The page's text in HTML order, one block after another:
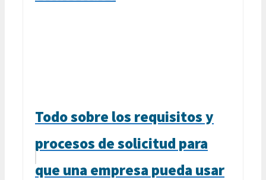
Todo sobre los requisitos y
procesos de solicitud para
que una empresa pueda usar